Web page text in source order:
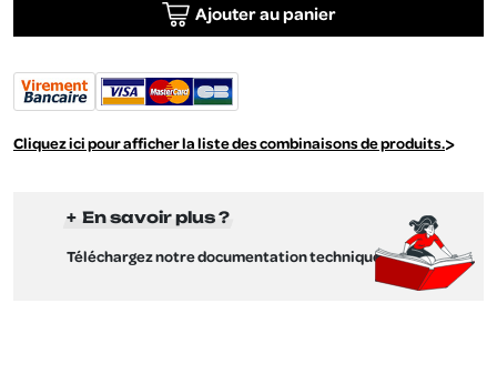
Ajouter au panier
Cliquez ici pour afficher la liste des combinaisons de produits.
En savoir plus ?
Téléchargez notre documentation technique !